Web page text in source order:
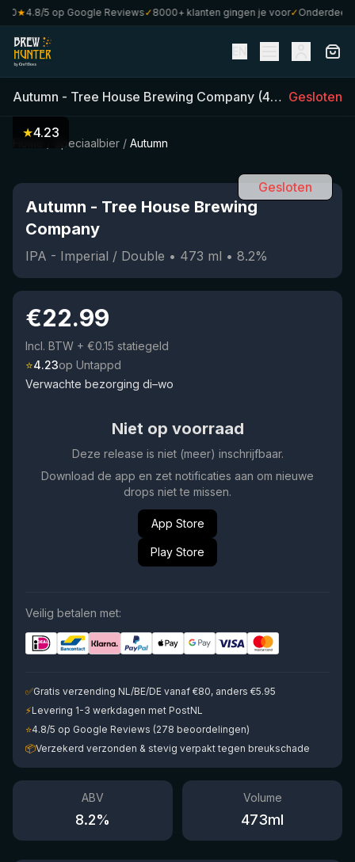
4.8/5 op Google Reviews✓8000+ klanten gingen je voor✓Onderdeel
Autumn - Tree House Brewing Company (473 ml)•8.2%
Gesloten
Speciaalbier / Autumn
★4.23
Gesloten
Autumn - Tree House Brewing
Company
IPA - Imperial / Double • 473 ml • 8.2%
€22.99
Incl. BTW + €0.15 statiegeld
⭐4.23op Untappd
Verwachte bezorging di–wo
Niet op voorraad
Deze release is niet (meer) inschrijfbaar.
Download de app en zet notificaties aan om nieuwe
drops niet te missen.
App Store
Play Store
Veilig betalen met:
✅Gratis verzending NL/BE/DE vanaf €80, anders €5.95
⚡Levering 1-3 werkdagen met PostNL
⭐4.8/5 op Google Reviews (278 beoordelingen)
📦Verzekerd verzonden & stevig verpakt tegen breukschade
ABV
8.2%
Volume
473ml